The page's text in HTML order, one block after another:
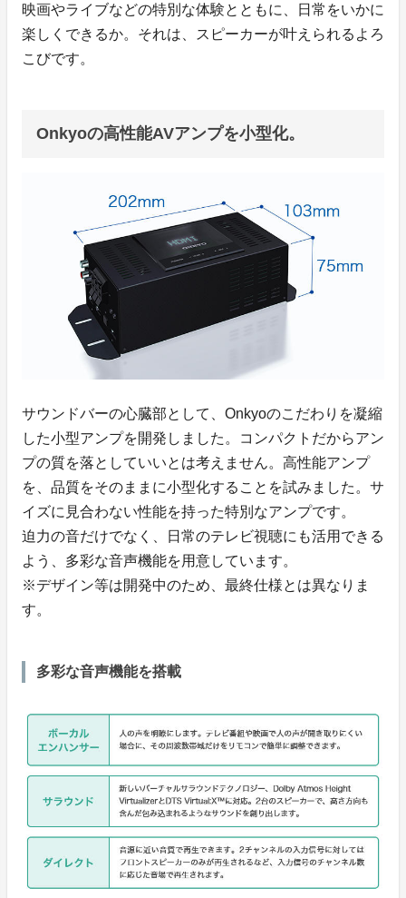
映画やライブなどの特別な体験とともに、日常をいかに
楽しくできるか。それは、スピーカーが叶えられるよろ
こびです。
Onkyoの高性能AVアンプを小型化。
サウンドバーの心臓部として、Onkyoのこだわりを凝縮
した小型アンプを開発しました。コンパクトだからアン
プの質を落としていいとは考えません。高性能アンプ
を、品質をそのままに小型化することを試みました。サ
イズに見合わない性能を持った特別なアンプです。
迫力の音だけでなく、日常のテレビ視聴にも活用できる
よう、多彩な音声機能を用意しています。
※デザイン等は開発中のため、最終仕様とは異なりま
す。
多彩な音声機能を搭載